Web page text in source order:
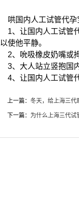
哄国内人工试管代孕
1、让国内人工试管
以使他平静。
2、吮吸橡皮奶嘴或
3、大人站立竖抱国
4、让国内人工试管
上一篇： 冬天，给上海三代
下一篇： 为什么上海三代试